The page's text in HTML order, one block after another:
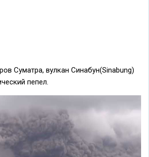
Суматра, вулкан Синабун(Sinabung)
пепел.